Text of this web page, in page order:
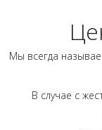
Мы всегда
В случае с